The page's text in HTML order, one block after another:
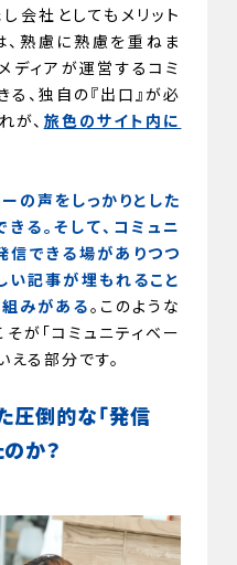
会社としてもメリット
熟慮に熟慮を重ねま
ディアが運営するコミ
、独自の『出口』が必
が、 旅色のサイト内に
の声をしっかりとした
る。そして、コミュニ
信できる場がありつつ
い記事が埋もれること
みがある。このような
が「コミュニティベー
える部分です。
倒的な「発信
か？